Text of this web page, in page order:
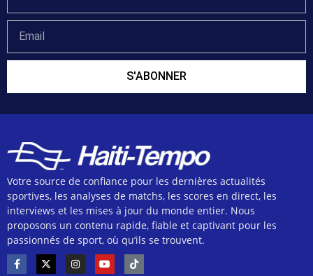
S'ABONNER
Votre source de confiance pour les dernières actualités
sportives, les analyses de matchs, les scores en direct, les
interviews et les mises à jour du monde entier. Nous
proposons un contenu rapide, fiable et captivant pour les
passionnés de sport, où qu’ils se trouvent.